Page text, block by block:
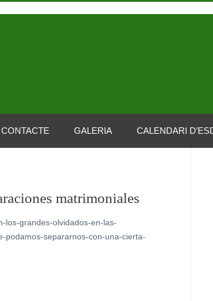
CONTACTE GALERIA CALENDARI
matrimoniales
los-grandes-olvidados-en-las-
podamos-separarnos-con-una-cierta-